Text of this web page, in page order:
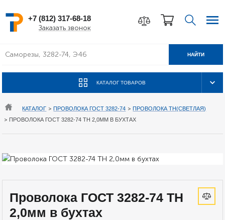
+7 (812) 317-68-18
Заказать звонок
КАТАЛОГ ТОВАРОВ
НАЙТИ
КАТАЛОГ >ПРОВОЛОКА ГОСТ 3282-74 >ПРОВОЛОКА ТН(СВЕТЛАЯ)
> ПРОВОЛОКА ГОСТ 3282-74 ТН 2,0ММ В БУХТАХ
Проволока ГОСТ 3282-74 ТН
2,0мм в бухтах